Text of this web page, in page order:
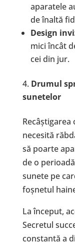
aparatele
de înaltă
Design
mici încât
cei din jur.
Drumul
sunetelor
necesită
să poarte
de o
sunete pe
foșnetul
La început,
Secretul
constantă a